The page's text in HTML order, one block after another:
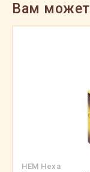
Вам может
HEM Hexa